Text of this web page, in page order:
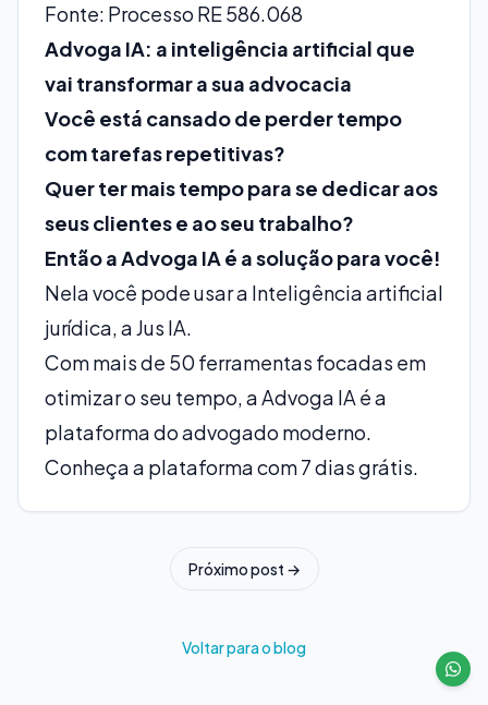
Fonte: Processo RE 586.068
Advoga IA: a inteligência artificial que
vai transformar a sua advocacia
Você está cansado de perder tempo
com tarefas repetitivas?
Quer ter mais tempo para se dedicar aos
seus clientes e ao seu trabalho?
Então a Advoga IA é a solução para você!
Nela você pode usar a Inteligência artificial
jurídica, a Jus IA.
Com mais de 50 ferramentas focadas em
otimizar o seu tempo, a Advoga IA é a
plataforma do advogado moderno.
Conheça a plataforma com 7 dias grátis.
Próximo post →
Voltar para o blog